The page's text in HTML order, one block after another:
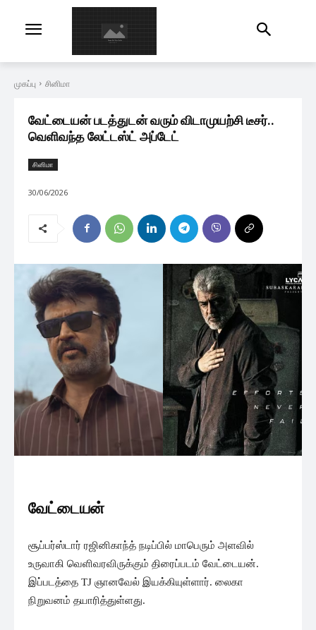
முகப்பு சினிமா
வேட்டையன் படத்துடன் வரும் விடாமுயற்சி டீசர்..
வெளிவந்த லேட்டஸ்ட் அப்டேட்
சினிமா
30/06/2026
வேட்டையன்
சூப்பர்ஸ்டார் ரஜினிகாந்த் நடிப்பில் மாபெரும் அளவில்
உருவாகி வெளிவரவிருக்கும் திரைப்படம் வேட்டையன்.
இப்படத்தை TJ ஞானவேல் இயக்கியுள்ளார். லைகா
நிறுவனம் தயாரித்துள்ளது.